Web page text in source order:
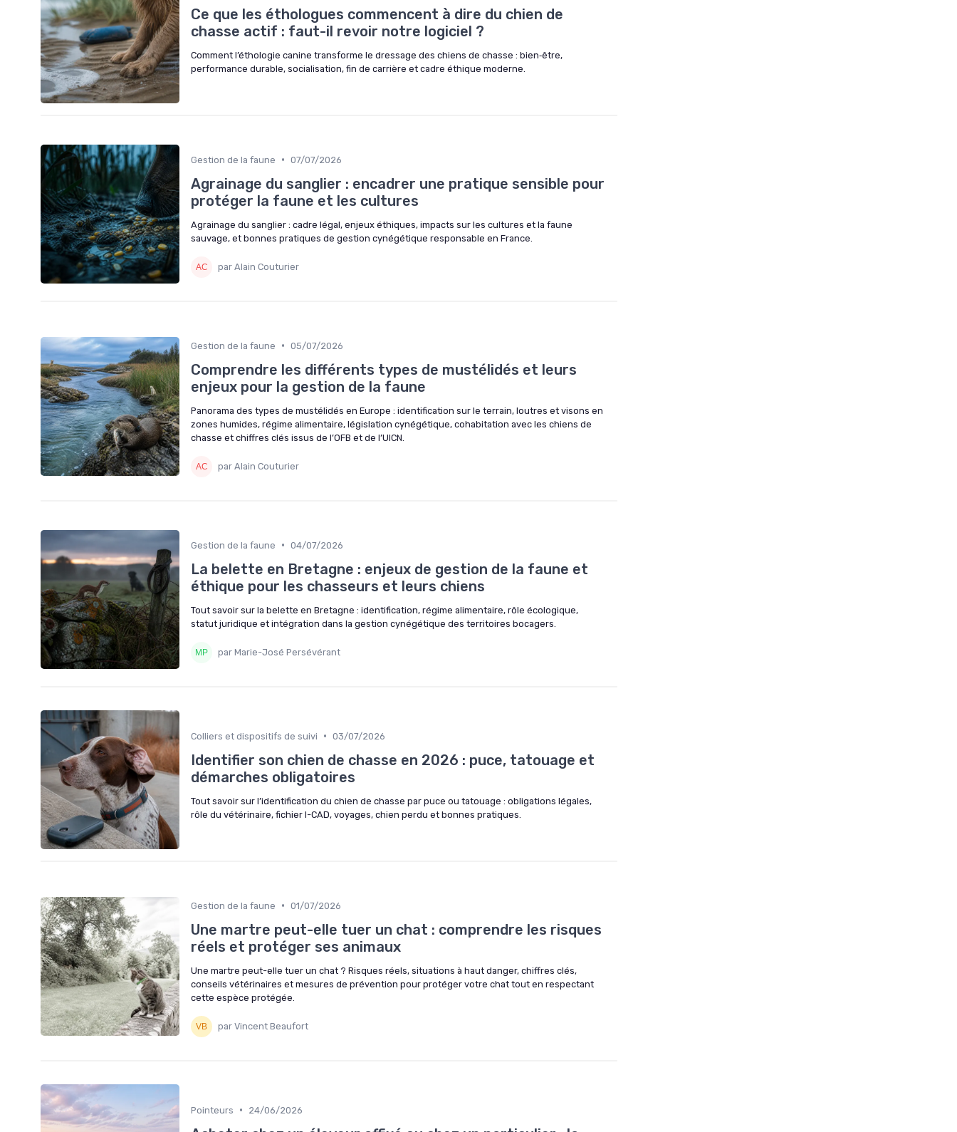
Ce que les éthologues commencent à dire du chien de
chasse actif : faut-il revoir notre logiciel ?
Comment l’éthologie canine transforme le dressage des chiens de chasse : bien‑être,
performance durable, socialisation, fin de carrière et cadre éthique moderne.
Gestion de la faune • 07/07/2026
Agrainage du sanglier : encadrer une pratique sensible pour
protéger la faune et les cultures
Agrainage du sanglier : cadre légal, enjeux éthiques, impacts sur les cultures et la faune
sauvage, et bonnes pratiques de gestion cynégétique responsable en France.
par Alain Couturier
Gestion de la faune • 05/07/2026
Comprendre les différents types de mustélidés et leurs
enjeux pour la gestion de la faune
Panorama des types de mustélidés en Europe : identification sur le terrain, loutres et visons en
zones humides, régime alimentaire, législation cynégétique, cohabitation avec les chiens de
chasse et chiffres clés issus de l’OFB et de l’UICN.
par Alain Couturier
Gestion de la faune • 04/07/2026
La belette en Bretagne : enjeux de gestion de la faune et
éthique pour les chasseurs et leurs chiens
Tout savoir sur la belette en Bretagne : identification, régime alimentaire, rôle écologique,
statut juridique et intégration dans la gestion cynégétique des territoires bocagers.
par Marie-José Persévérant
Colliers et dispositifs de suivi • 03/07/2026
Identifier son chien de chasse en 2026 : puce, tatouage et
démarches obligatoires
Tout savoir sur l’identification du chien de chasse par puce ou tatouage : obligations légales,
rôle du vétérinaire, fichier I-CAD, voyages, chien perdu et bonnes pratiques.
Gestion de la faune • 01/07/2026
Une martre peut-elle tuer un chat : comprendre les risques
réels et protéger ses animaux
Une martre peut-elle tuer un chat ? Risques réels, situations à haut danger, chiffres clés,
conseils vétérinaires et mesures de prévention pour protéger votre chat tout en respectant
cette espèce protégée.
par Vincent Beaufort
Pointeurs • 24/06/2026